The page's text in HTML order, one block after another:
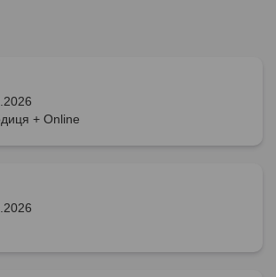
+ Online